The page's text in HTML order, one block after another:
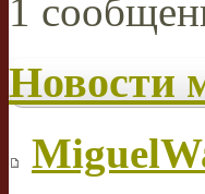
1
Новости